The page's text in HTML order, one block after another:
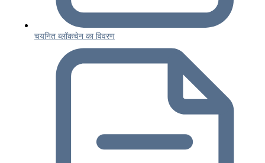
चयनित ब्लॉकचेन का विवरण